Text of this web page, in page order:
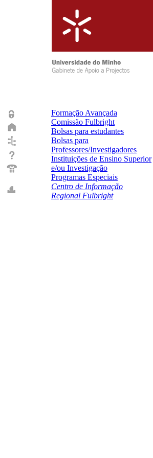
Formação Avançada
Comissão Fulbright
Bolsas para estudantes
Bolsas para
Professores/Investigadores
Instituições de Ensino Superior
e/ou Investigação
Programas Especiais
Centro de Informação
Regional Fulbright